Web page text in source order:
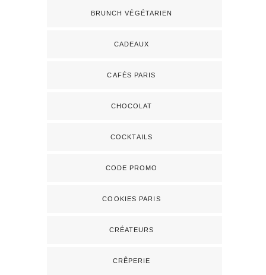
BRUNCH VÉGÉTARIEN
CADEAUX
CAFÉS PARIS
CHOCOLAT
COCKTAILS
CODE PROMO
COOKIES PARIS
CRÉATEURS
CRÊPERIE